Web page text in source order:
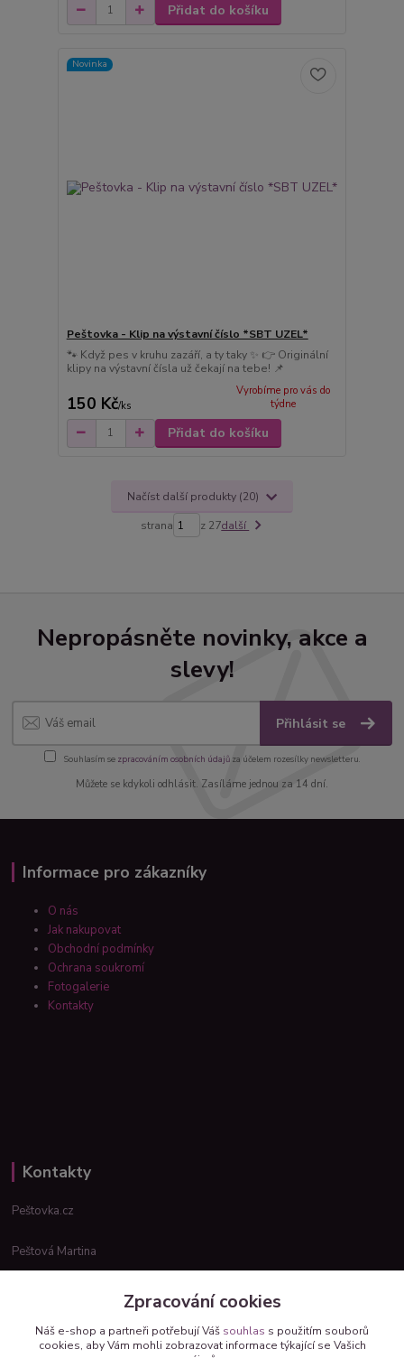
Přidat do košíku
Novinka
Peštovka - Klip na výstavní číslo *SBT UZEL*
🐾 Když pes v kruhu zazáří, a ty taky ✨ 👉 Originální
klipy na výstavní čísla už čekají na tebe! 📌
150 Kč/ks
Vyrobíme pro vás do
týdne
Přidat do košíku
Načíst další produkty (20)
strana z 27další
Nepropásněte novinky, akce a
slevy!
Přihlásit se
Souhlasím se zpracováním osobních údajůza účelem rozesílky newsletteru.
Můžete se kdykoli odhlásit. Zasíláme jednou za 14 dní.
Informace pro zákazníky
O nás
Jak nakupovat
Obchodní podmínky
Ochrana soukromí
Fotogalerie
Kontakty
Kontakty
Peštovka.cz
Peštová Martina
Zpracování cookies
Náš e-shop a partneři potřebují Váš souhlas s použitím souborů
cookies, aby Vám mohli zobrazovat informace týkající se Vašich